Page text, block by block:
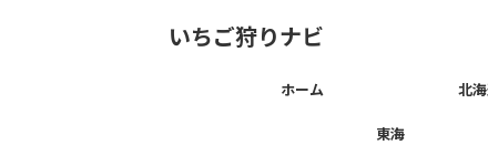
いちご狩りナビ
ホーム 北
東海